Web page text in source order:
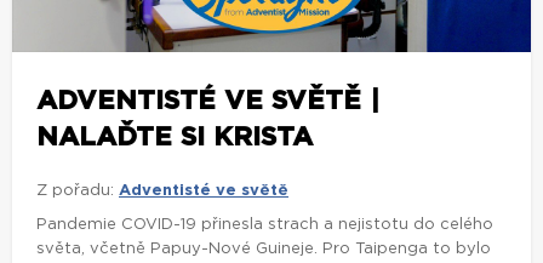
ADVENTISTÉ VE SVĚTĚ |
NALAĎTE SI KRISTA
Z pořadu: Adventisté ve světě
Pandemie COVID-19 přinesla strach a nejistotu do celého
světa, včetně Papuy-Nové Guineje. Pro Taipenga to bylo